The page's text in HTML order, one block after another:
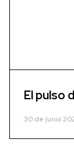
El pulso
30 de junio